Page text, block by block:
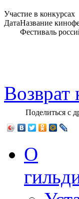
Участие в конкурсах
ДатаНазвание
Фестиваль
Возврат
Поделиться с
О